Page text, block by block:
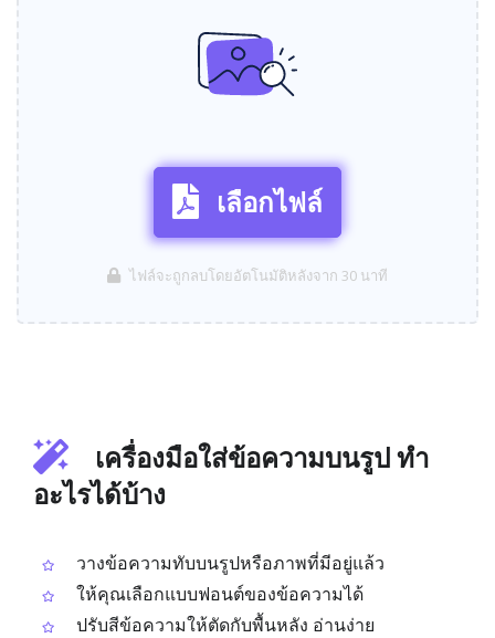
เลือกไฟล์
ไฟล์จะถูกลบโดยอัตโนมัติหลังจาก 30 นาที
เครื่องมือใส่ข้อความบนรูป ทำ
อะไรได้บ้าง
วางข้อความทับบนรูปหรือภาพที่มีอยู่แล้ว
ให้คุณเลือกแบบฟอนต์ของข้อความได้
ปรับสีข้อความให้ตัดกับพื้นหลัง อ่านง่าย